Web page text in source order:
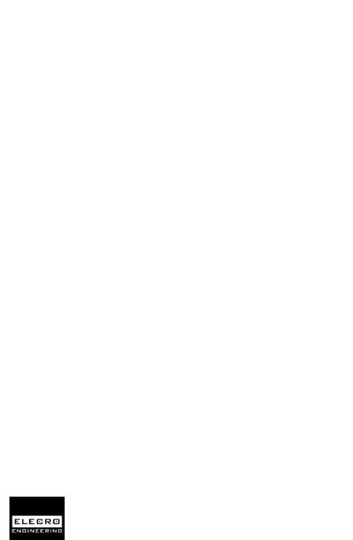
ELECRO-
ENGINEERING-
LOGO